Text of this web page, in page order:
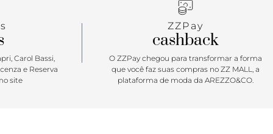
Carol Bassi,
e Reserva
site
ZZPay
cashback
O ZZPay chegou para transformar a forma
que você faz suas compras no ZZ MALL, a
plataforma de moda da AREZZO&CO.